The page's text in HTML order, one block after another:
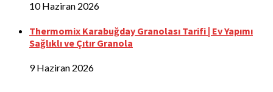
10 Haziran 2026
Thermomix Karabuğday Granolası Tarifi | Ev Yapımı
Sağlıklı ve Çıtır Granola
9 Haziran 2026